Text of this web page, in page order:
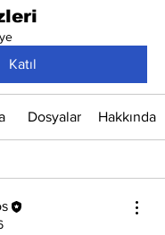
Katıl
Dosyalar Hakkında